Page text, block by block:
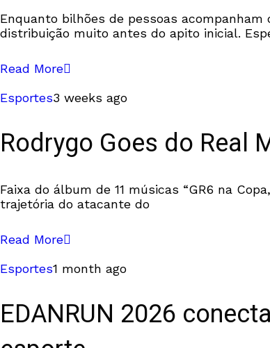
Enquanto bilhões de pessoas
distribuição muito antes do apito inicial.
Read More
Esportes3 weeks ago
Rodrygo Goes do Real
Faixa do álbum de 11 músicas “GR6 na
trajetória do atacante do
Read More
Esportes1 month ago
EDANRUN 2026